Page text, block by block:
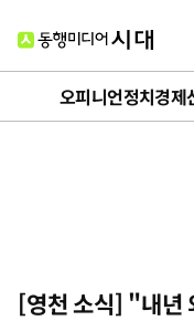
오피니언정치경제
[영천 소식] "내년